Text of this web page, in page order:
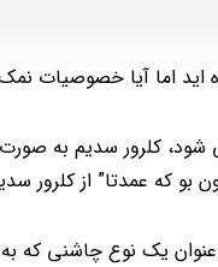
اید اما آیا خصوصیات
کلرور سدیم به
بو که عمدتا” از کلرور
عنوان یک نوع چاشنی